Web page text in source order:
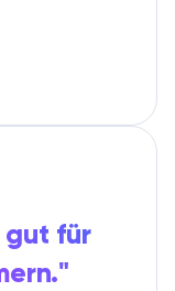
gut für